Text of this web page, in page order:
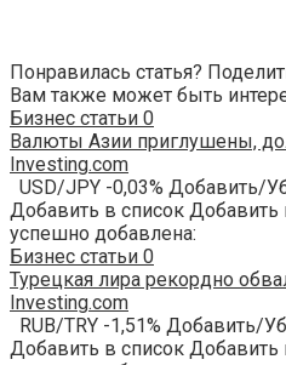
Понравилась статья?
Вам также может быть
Бизнес статьи 0
Валюты Азии приглушены,
Investing.com
USD/JPY -0,03% Добавить/
Добавить в список
успешно добавлена:
Бизнес статьи 0
Турецкая лира рекордно
Investing.com
RUB/TRY -1,51% Добавить/
Добавить в список